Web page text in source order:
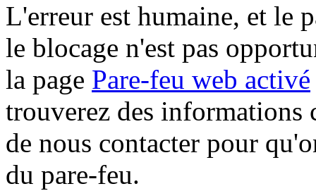
L'erreur est humaine, et le
le blocage n'est pas
la page Pare-feu web activé
trouverez des informations
de nous contacter pour
du pare-feu.